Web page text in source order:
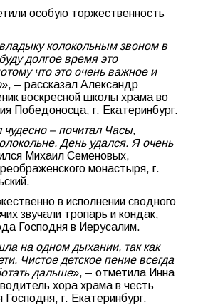
особую торжественность
колокольным звоном в
долгое время это
что это очень важное и
», – рассказал Александр
воскресной школы храма во
Победоносца, г. Екатеринбург.
– почитал Часы,
День удался. Я очень
Михаил Семеновых,
монастыря, г.
в исполнении сводного
звучали тропарь и кондак,
Господня в Иерусалим.
на одном дыхании, так как
Чистое детское пение всегда
дальше», – отметила Инна
хора храма в честь
г. Екатеринбург.